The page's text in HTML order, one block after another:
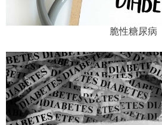
脆性糖尿病